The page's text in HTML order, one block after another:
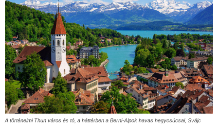
A történelmi Thun város és tó, a háttérben a Berni-Alpok havas hegycsúcsai, Svájc